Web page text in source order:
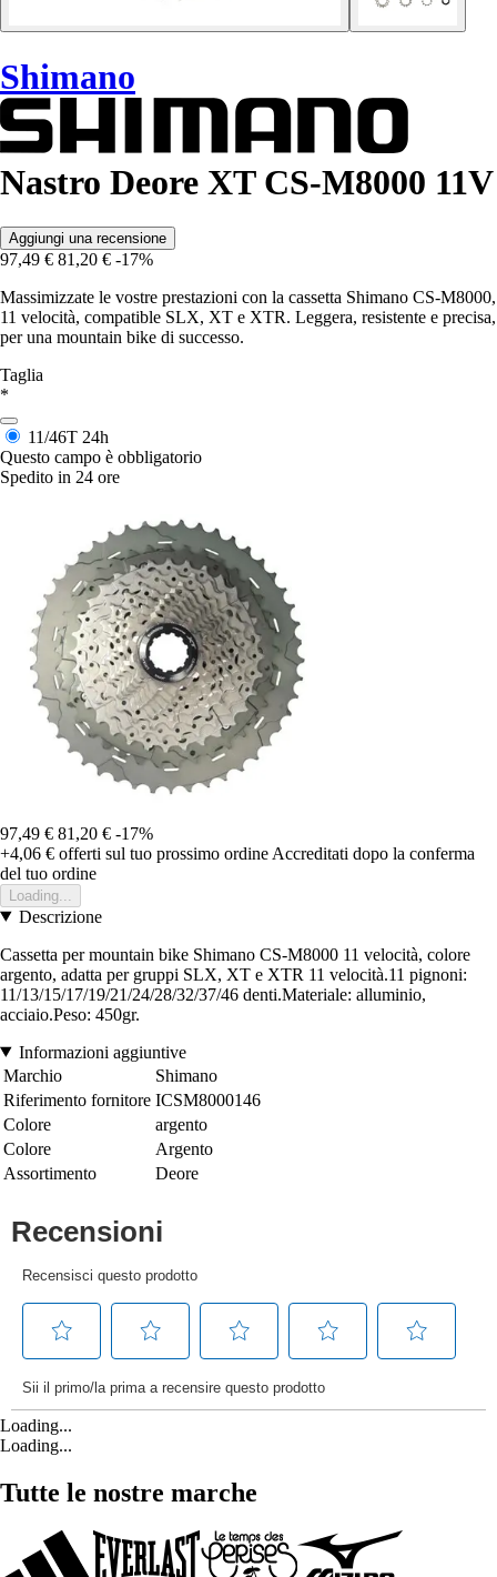
Shimano
Nastro Deore XT CS-M8000 11V
Aggiungi una recensione
97,49 € 81,20 € -17%
Massimizzate le vostre prestazioni con la cassetta Shimano CS-M8000,
11 velocità, compatible SLX, XT e XTR. Leggera, resistente e precisa,
per una mountain bike di successo.
Taglia
*
11/46T 24h
Questo campo è obbligatorio
Spedito in 24 ore
97,49 € 81,20 € -17%
+4,06 € offerti sul tuo prossimo ordine Accreditati dopo la conferma
del tuo ordine
Loading...
Descrizione
Cassetta per mountain bike Shimano CS-M8000 11 velocità, colore
argento, adatta per gruppi SLX, XT e XTR 11 velocità.11 pignoni:
11/13/15/17/19/21/24/28/32/37/46 denti.Materiale: alluminio,
acciaio.Peso: 450gr.
Informazioni aggiuntive
Marchio
Shimano
Riferimento fornitore ICSM8000146
Colore
argento
Colore
Argento
Assortimento
Deore
Loading...
Loading...
Tutte le nostre marche